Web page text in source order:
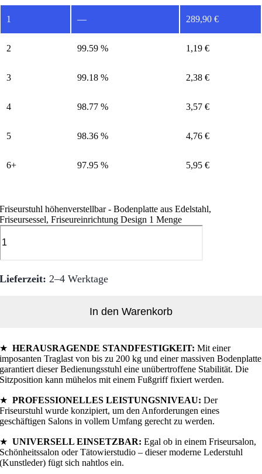
1 — 289,90€
2 99.59 % 1,19€
3 99.18 % 2,38€
4 98.77 % 3,57€
5 98.36 % 4,76€
6+ 97.95 % 5,95€
Friseurstuhl höhenverstellbar - Bodenplatte aus Edelstahl,
Friseursessel, Friseureinrichtung Design 1 Menge
Lieferzeit: 2–4 Werktage
In den Warenkorb
★HERAUSRAGENDE STANDFESTIGKEIT:Mit einer
imposanten Traglast von bis zu 200 kg und einer massiven Bodenplatte
garantiert dieser Bedienungsstuhl eine unübertroffene Stabilität. Die
Sitzposition kann mühelos mit einem Fußgriff fixiert werden.
★PROFESSIONELLES LEISTUNGSNIVEAU:Der
Friseurstuhl wurde konzipiert, um den Anforderungen eines
geschäftigen Salons in vollem Umfang gerecht zu werden.
★UNIVERSELL EINSETZBAR:Egal ob in einem Friseursalon,
Schönheitssalon oder Tätowierstudio – dieser moderne Lederstuhl
(Kunstleder) fügt sich nahtlos ein.